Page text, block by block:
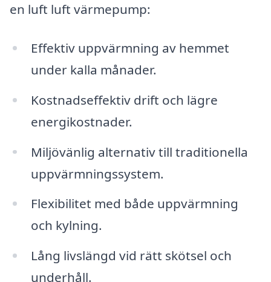
en luft luft värmepump:
Effektiv uppvärmning av hemmet
under kalla månader.
Kostnadseffektiv drift och lägre
energikostnader.
Miljövänlig alternativ till traditionella
uppvärmningssystem.
Flexibilitet med både uppvärmning
och kylning.
Lång livslängd vid rätt skötsel och
underhåll.